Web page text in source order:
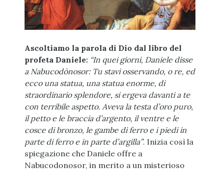
Ascoltiamo la parola di Dio dal libro del
profeta Daniele: “In quei giorni, Daniele disse
a Nabucodònosor: Tu stavi osservando, o re, ed
ecco una statua, una statua enorme, di
straordinario splendore, si ergeva davanti a te
con terribile aspetto. Aveva la testa d’oro puro,
il petto e le braccia d’argento, il ventre e le
cosce di bronzo, le gambe di ferro e i piedi in
parte di ferro e in parte d’argilla”. Inizia così la
spiegazione che Daniele offre a
Nabucodonosor, in merito a un misterioso